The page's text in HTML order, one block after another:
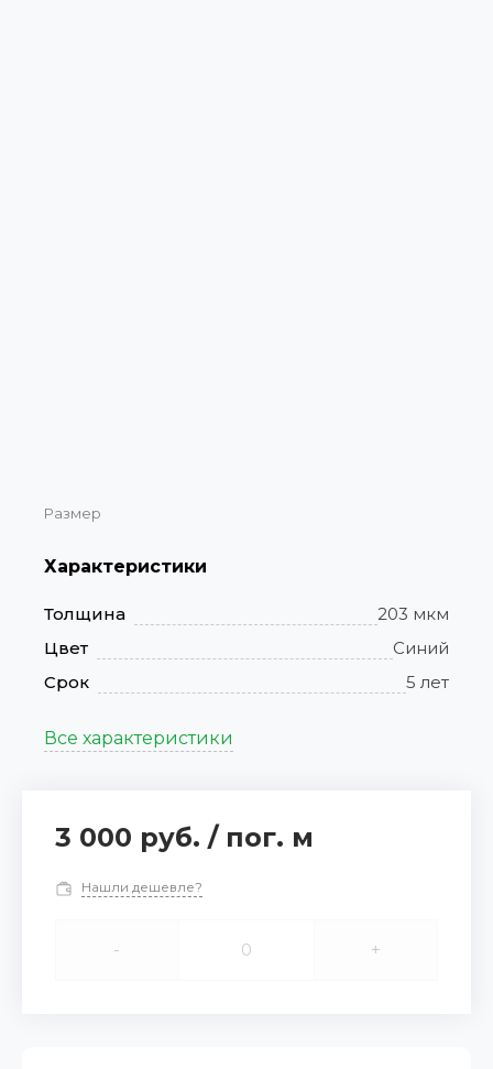
Размер
Характеристики
Толщина
203 мкм
Цвет
Синий
Срок
5 лет
Все характеристики
3 000 руб. / пог. м
Нашли дешевле?
- +